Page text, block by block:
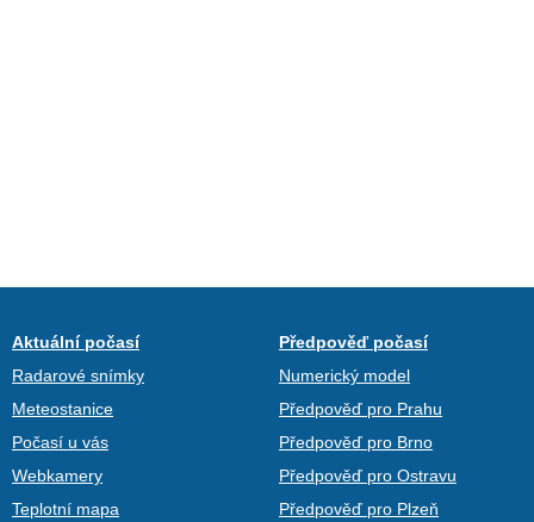
Aktuální počasí
Radarové snímky
Meteostanice
Počasí u vás
Webkamery
Teplotní mapa
Předpověď počasí
Numerický model
Předpověď pro Prahu
Předpověď pro Brno
Předpověď pro Ostravu
Předpověď pro Plzeň